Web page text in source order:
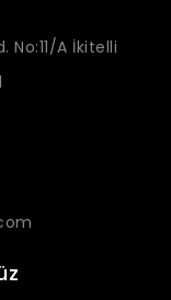
No:11/A İkitelli